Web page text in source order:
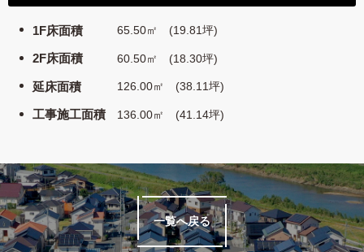
1F床面積 65.50㎡ (19.81坪)
2F床面積 60.50㎡ (18.30坪)
延床面積 126.00㎡ (38.11坪)
工事施工面積 136.00㎡ (41.14坪)
一覧へ戻る